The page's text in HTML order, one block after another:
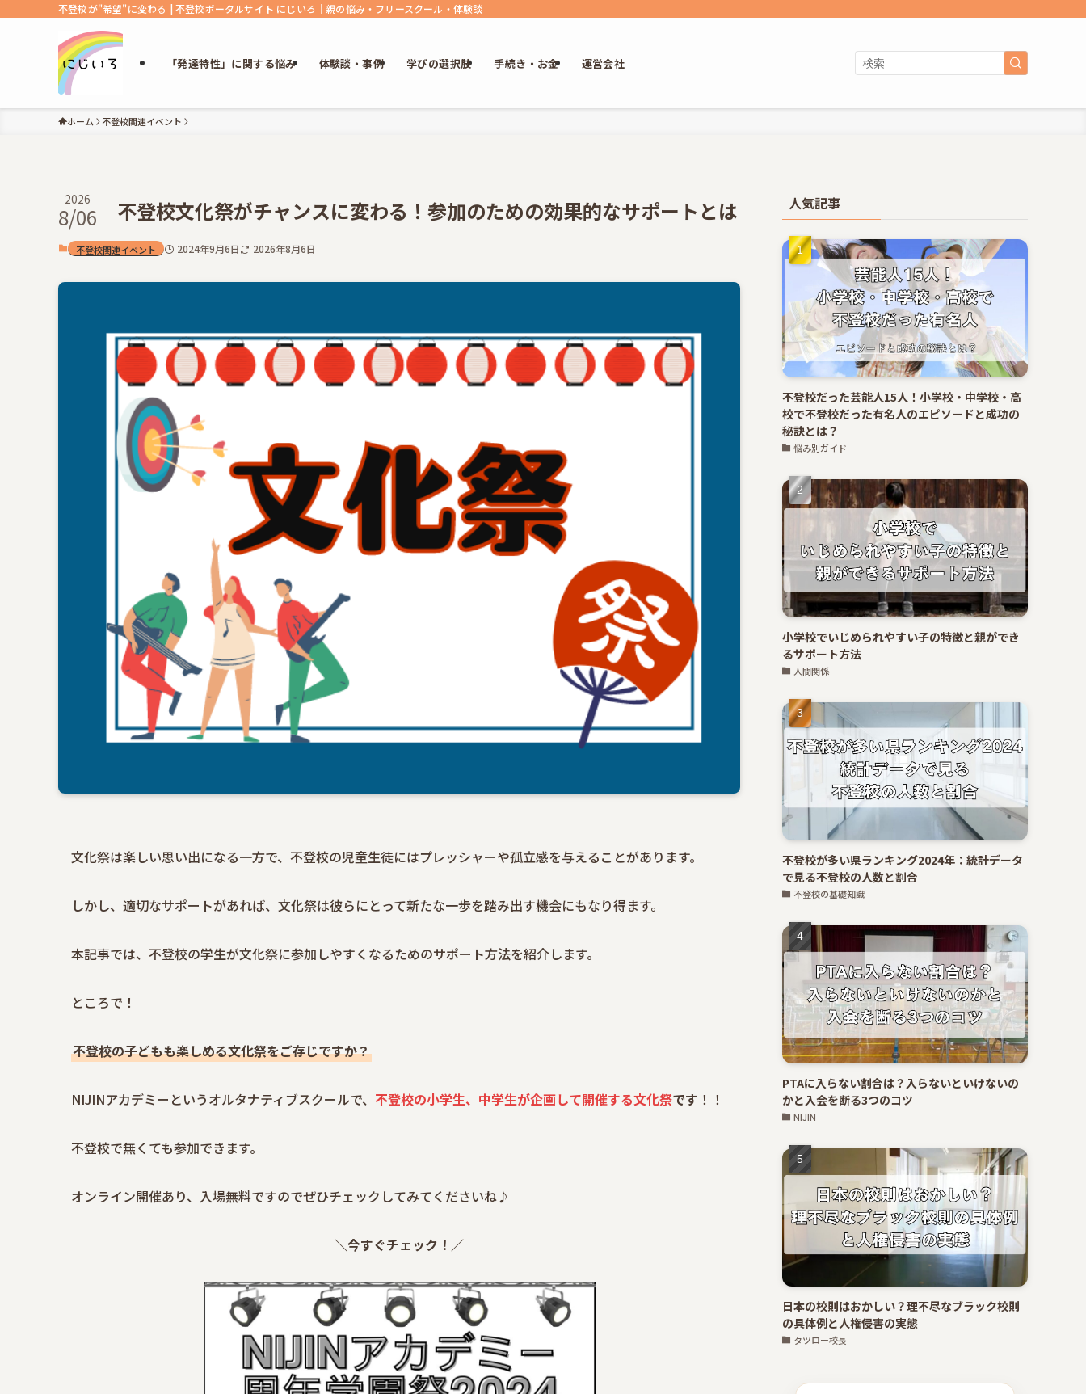
不登校が"希望"に変わる | 不登校ポータルサイト にじいろ｜親の悩み・フリースクール・体験談
「発達特性」に関する悩み 体験談・事例 学びの選択肢 手続き・お金 運営会社
ホーム 不登校関連イベント
不登校文化祭がチャンスに変わる！参加のための効果的なサポートとは
2026
8/06
不登校関連イベント 2024年9月6日 2026年8月6日
文化祭は楽しい思い出になる一方で、不登校の児童生徒にはプレッシャーや孤立感を与えることがあります。
しかし、適切なサポートがあれば、文化祭は彼らにとって新たな一歩を踏み出す機会にもなり得ます。
本記事では、不登校の学生が文化祭に参加しやすくなるためのサポート方法を紹介します。
ところで！
不登校の子どもも楽しめる文化祭をご存じですか？
NIJINアカデミーというオルタナティブスクールで、 不登校の小学生、中学生が企画して開催する文化祭です ！！
不登校で無くても参加できます。
オンライン開催あり、入場無料ですのでぜひチェックしてみてくださいね♪
＼今すぐチェック！／
人気記事
不登校だった芸能人15人！小学校・中学校・高
校で不登校だった有名人のエピソードと成功の
秘訣とは？
悩み別ガイド
小学校でいじめられやすい子の特徴と親ができ
るサポート方法
人間関係
不登校が多い県ランキング2024年：統計データ
で見る不登校の人数と割合
不登校の基礎知識
PTAに入らない割合は？入らないといけないの
かと入会を断る3つのコツ
NIJIN
日本の校則はおかしい？理不尽なブラック校則
の具体例と人権侵害の実態
タツロー校長